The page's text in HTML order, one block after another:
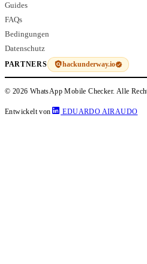
Guides
FAQs
Bedingungen
Datenschutz
PARTNERS hackunderway.io
© 2026 WhatsApp Mobile Checker. Alle
Entwickelt von EDUARDO AIRAUDO